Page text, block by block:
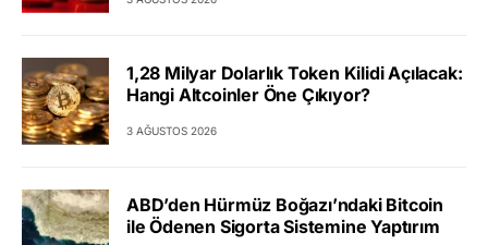
1,28 Milyar Dolarlık Token Kilidi Açılacak:
Hangi Altcoinler Öne Çıkıyor?
3 AĞUSTOS 2026
ABD’den Hürmüz Boğazı’ndaki Bitcoin
ile Ödenen Sigorta Sistemine Yaptırım